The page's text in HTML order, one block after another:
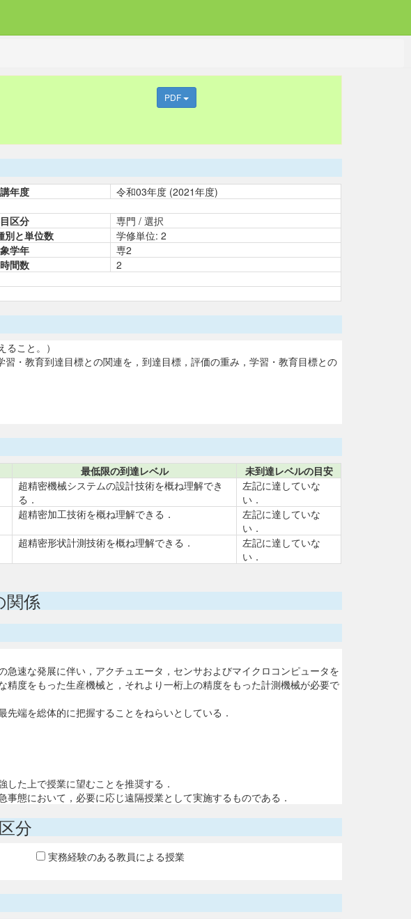
PDF
年度
令和03年度 (2021年度)
区分
専門 / 選択
別と単位数
学修単位: 2
学年
専2
間数
2
こと。）
・教育到達目標との関連を，到達目標，評価の重み，学習・教育目標との
最低限の到達レベル
未到達レベルの目安
超精密機械システムの設計技術を概ね理解でき
る．
左記に達していな
い．
超精密加工技術を概ね理解できる．
左記に達していな
い．
超精密形状計測技術を概ね理解できる．
左記に達していな
い．
関係
速な発展に伴い，アクチュエータ，センサおよびマイクロコンピュータを
度をもった生産機械と，それより一桁上の精度をもった計測機械が必要で
端を総体的に把握することをねらいとしている．
た上で授業に望むことを推奨する．
態において，必要に応じ遠隔授業として実施するものである．
分
実務経験のある教員による授業